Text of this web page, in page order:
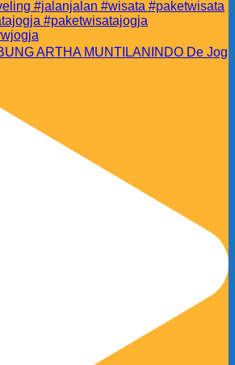
ARTHA MUNTILANINDO De Jog